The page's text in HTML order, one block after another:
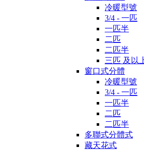
冷暖型號
3/4 - 一匹
一匹半
二匹
二匹半
三匹 及以
窗口式分體
冷暖型號
3/4 - 一匹
一匹半
二匹
二匹半
多聯式分體式
藏天花式